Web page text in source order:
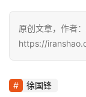
原创文章，作者
https://
徐国锋